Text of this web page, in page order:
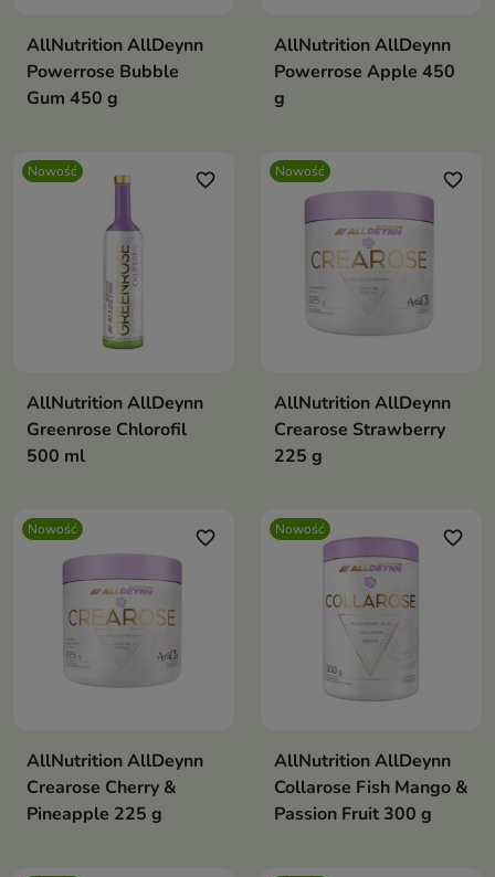
AllNutrition AllDeynn
Powerrose Bubble
Gum 450 g
AllNutrition AllDeynn
Powerrose Apple 450
g
Nowość favorite_border
AllNutrition AllDeynn
Greenrose Chlorofil
500 ml
Nowość favorite_border
AllNutrition AllDeynn
Crearose Strawberry
225 g
Nowość favorite_border
AllNutrition AllDeynn
Crearose Cherry &
Pineapple 225 g
Nowość favorite_border
AllNutrition AllDeynn
Collarose Fish Mango &
Passion Fruit 300 g